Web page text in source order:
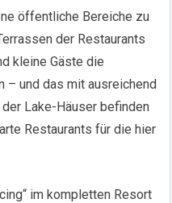
öffentliche Bereiche zu
der Restaurants
kleine Gäste die
– und das mit ausreichend
Lake-Häuser befinden
Restaurants für die hier
im kompletten Resort